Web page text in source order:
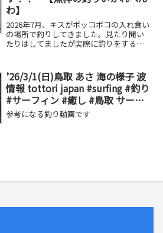
わ】
2026年7月、キスがボッコボコの入れ食い
の場所で釣りしてきました。見たり聞い
たりはしてましたが実際に釣りをする
’26/3/1(日)鳥取 あさ 海の様子 波
情報 tottori japan #surfing #釣り
#サーフィン #癒し #鳥取 サーフ
ィン
参考になる釣り動画です